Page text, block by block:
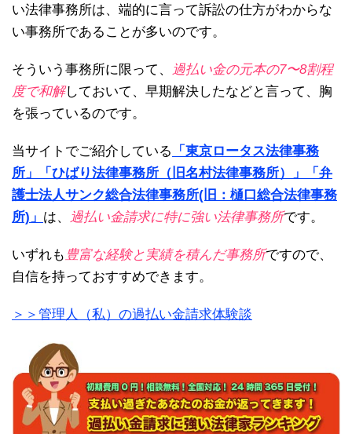
い法律事務所は、端的に言って訴訟の仕方がわからな
い事務所であることが多いのです。
そういう事務所に限って、 過払い金の元本の7〜8割程
度で和解しておいて、早期解決したなどと言って、胸
を張っているのです。
当サイトでご紹介している
「東京ロータス法律事務
所」
「ひばり法律事務所（旧名村法律事務所）」
「弁
護士法人サンク総合法律事務所(旧：樋口総合法律事務
所)」 は、 過払い金請求に特に強い法律事務所です。
いずれも 豊富な経験と実績を積んだ事務所ですので、
自信を持っておすすめできます。
＞＞管理人（私）の過払い金請求体験談